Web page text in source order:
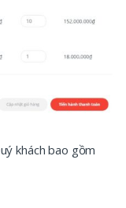
khách bao gồm